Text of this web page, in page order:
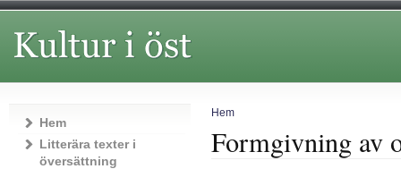
Hem
Formgivning av
Hem
Litterära texter i
översättning